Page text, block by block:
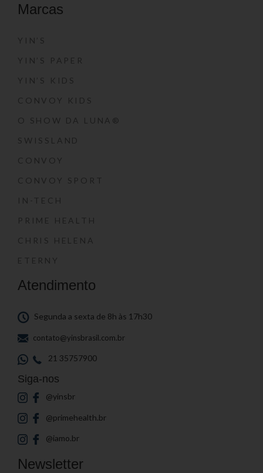
Marcas
YIN’S
YIN’S PAPER
YIN’S KIDS
CONVOY KIDS
O SHOW DA LUNA®
SWISSLAND
CONVOY
CONVOY SPORT
IN-TECH
PRIME HEALTH
CHRIS HELENA
ETERNY
Atendimento
Segunda a sexta de 8h às 17h30
contato@yinsbrasil.com.br
21 35757900
Siga-nos
@yinsbr
@primehealth.br
@iamo.br
Newsletter